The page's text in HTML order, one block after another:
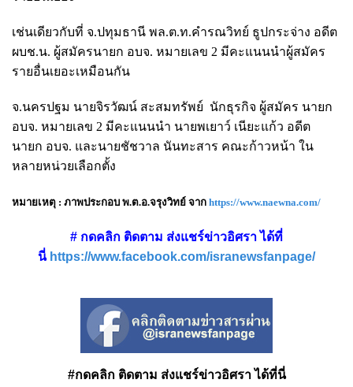
เช่นเดียวกับที่ จ.ปทุมธานี พล.ต.ท.คำรณวิทย์ ธูปกระจ่าง อดีต
ผบช.น. ผู้สมัครนายก อบจ. หมายเลข 2 มีคะแนนนำผู้สมัคร
รายอื่นเยอะเหมือนกัน
จ.นครปฐม นายจิรวัฒน์ สะสมทรัพย์ นักธุรกิจ ผู้สมัคร นายก
อบจ. หมายเลข 2 มีคะแนนนำ นายพเยาว์ เนียะแก้ว อดีต
นายก อบจ. และนายชัชวาล นันทะสาร คณะก้าวหน้า ใน
หลายหน่วยเลือกตั้ง
หมายเหตุ : ภาพประกอบ พ.ต.อ.จรุงวิทย์ จาก https://www.naewna.com/
# กดคลิก ติดตาม ส่งแชร์ข่าวอิศรา ได้ที่
นี่ https://www.facebook.com/isranewsfanpage/
#กดคลิก ติดตาม ส่งแชร์ข่าวอิศรา ได้ที่นี่